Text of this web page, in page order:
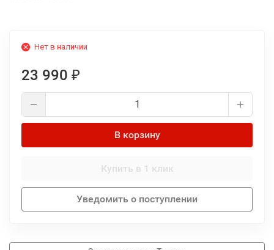
Нет в наличии
23 990 ₽
В корзину
Купить в 1 клик
Уведомить о поступлении